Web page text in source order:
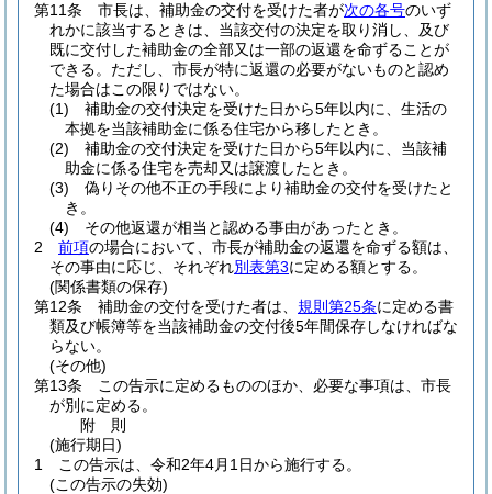
第11条
市長は、補助金の交付を受けた者が次の各号のいず
れかに該当するときは、当該交付の決定を取り消し、及び
既に交付した補助金の全部又は一部の返還を命ずることが
できる。 ただし、市長が特に返還の必要がないものと認め
た場合はこの限りではない。
(1)
補助金の交付決定を受けた日から5年以内に、生活の
本拠を当該補助金に係る住宅から移したとき。
(2)
補助金の交付決定を受けた日から5年以内に、当該補
助金に係る住宅を売却又は譲渡したとき。
(3)
偽りその他不正の手段により補助金の交付を受けたと
き。
(4)
その他返還が相当と認める事由があったとき。
2
前項の場合において、市長が補助金の返還を命ずる額は、
その事由に応じ、それぞれ別表第3に定める額とする。
(関係書類の保存)
第12条
補助金の交付を受けた者は、 規則第25条に定める書
類及び帳簿等を当該補助金の交付後5年間保存しなければな
らない。
(その他)
第13条
この告示に定めるもののほか、必要な事項は、市長
が別に定める。
附 則
(施行期日)
1
この告示は、令和2年4月1日から施行する。
(この告示の失効)